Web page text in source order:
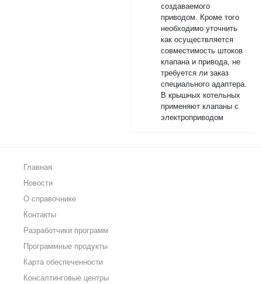
создаваемого
приводом. Кроме того
необходимо уточнить
как осуществляется
совместимость штоков
клапана и привода, не
требуется ли заказ
специального адаптера.
В крышных котельных
применяют клапаны с
электроприводом
Главная
Новости
О справочнике
Контакты
Разработчики программ
Программные продукты
Карта обеспеченности
Консалтинговые центры